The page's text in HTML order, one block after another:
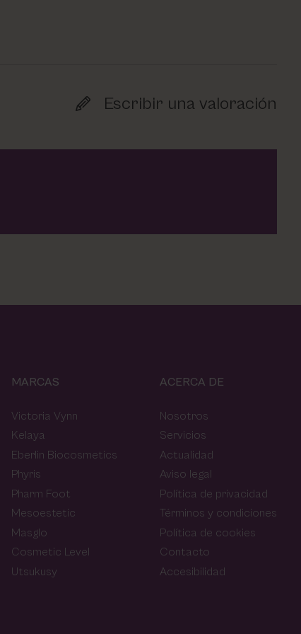
Escribir una valoración
MARCAS
Victoria Vynn
Kelaya
Eberlin Biocosmetics
Phyris
Pharm Foot
Mesoestetic
Masglo
Cosmetic Level
Utsukusy
ACERCA DE
Nosotros
Servicios
Actualidad
Aviso legal
Política de privacidad
Términos y condiciones
Política de cookies
Contacto
Accesibilidad